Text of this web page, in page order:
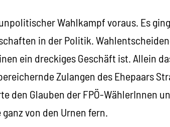
Wahlkampf voraus. Es
in der Politik.
ein dreckiges Geschäft ist. Allein
Zulangen des Ehepaars
den Glauben der FPÖ-WählerInnen
von den Urnen fern.